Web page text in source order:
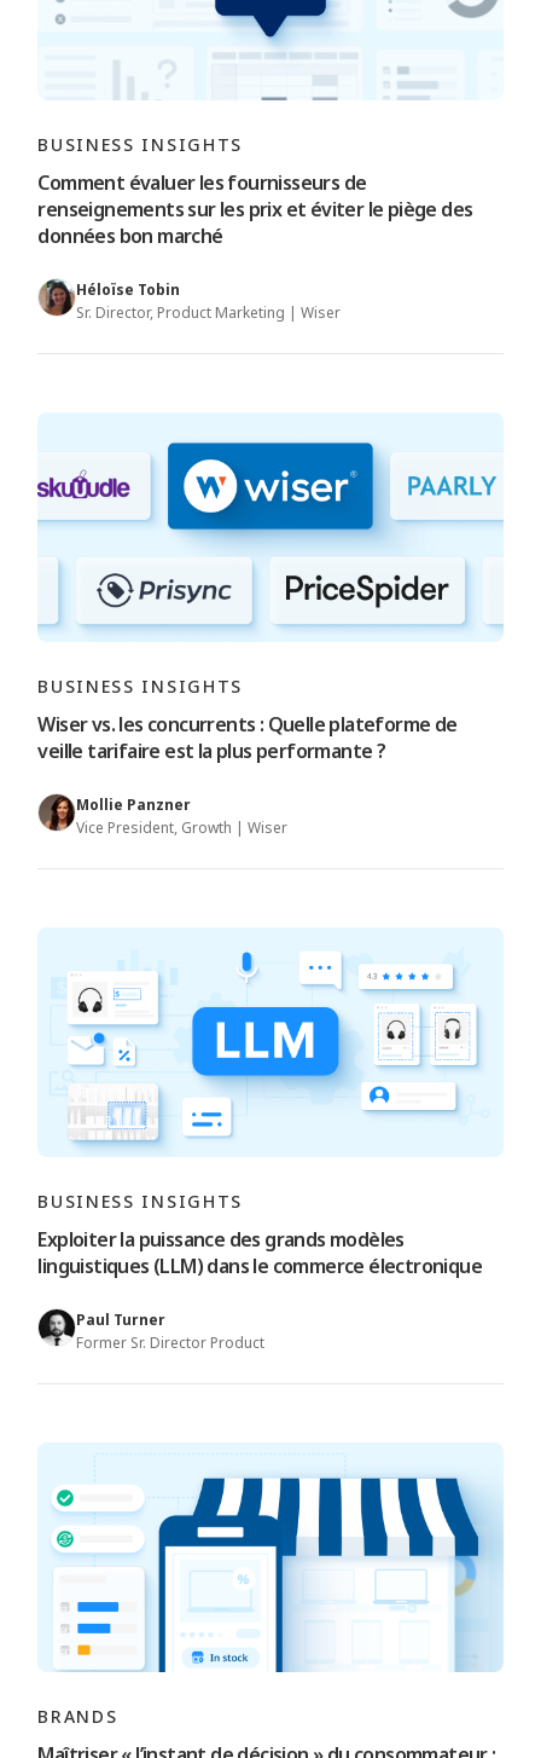
BUSINESS INSIGHTS
Comment évaluer les fournisseurs de
renseignements sur les prix et éviter le piège des
données bon marché
Héloïse Tobin
Sr. Director, Product Marketing | Wiser
BUSINESS INSIGHTS
Wiser vs. les concurrents : Quelle plateforme de
veille tarifaire est la plus performante ?
Mollie Panzner
Vice President, Growth | Wiser
BUSINESS INSIGHTS
Exploiter la puissance des grands modèles
linguistiques (LLM) dans le commerce électronique
Paul Turner
Former Sr. Director Product
BRANDS